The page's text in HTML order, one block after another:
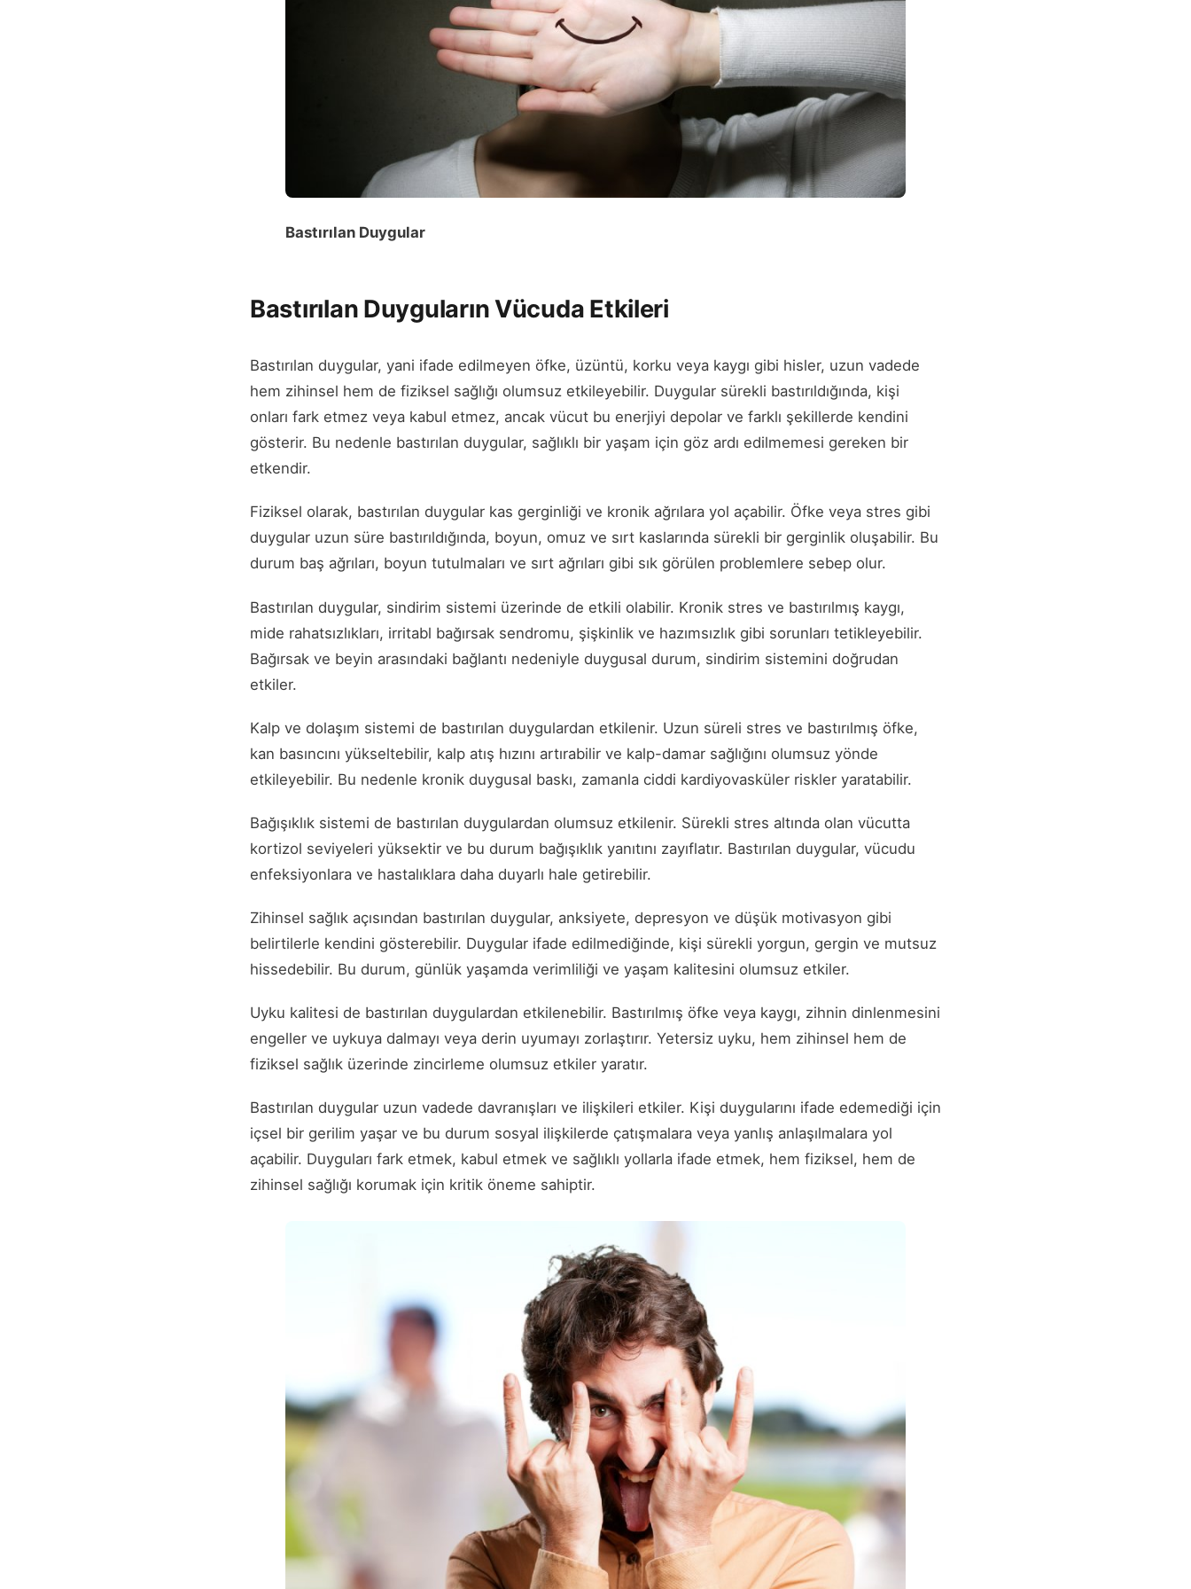
Bastırılan Duygular
Bastırılan Duyguların Vücuda Etkileri
Bastırılan duygular, yani ifade edilmeyen öfke, üzüntü, korku veya kaygı gibi hisler, uzun vadede
hem zihinsel hem de fiziksel sağlığı olumsuz etkileyebilir. Duygular sürekli bastırıldığında, kişi
onları fark etmez veya kabul etmez, ancak vücut bu enerjiyi depolar ve farklı şekillerde kendini
gösterir. Bu nedenle bastırılan duygular, sağlıklı bir yaşam için göz ardı edilmemesi gereken bir
etkendir.
Fiziksel olarak, bastırılan duygular kas gerginliği ve kronik ağrılara yol açabilir. Öfke veya stres gibi
duygular uzun süre bastırıldığında, boyun, omuz ve sırt kaslarında sürekli bir gerginlik oluşabilir. Bu
durum baş ağrıları, boyun tutulmaları ve sırt ağrıları gibi sık görülen problemlere sebep olur.
Bastırılan duygular, sindirim sistemi üzerinde de etkili olabilir. Kronik stres ve bastırılmış kaygı,
mide rahatsızlıkları, irritabl bağırsak sendromu, şişkinlik ve hazımsızlık gibi sorunları tetikleyebilir.
Bağırsak ve beyin arasındaki bağlantı nedeniyle duygusal durum, sindirim sistemini doğrudan
etkiler.
Kalp ve dolaşım sistemi de bastırılan duygulardan etkilenir. Uzun süreli stres ve bastırılmış öfke,
kan basıncını yükseltebilir, kalp atış hızını artırabilir ve kalp-damar sağlığını olumsuz yönde
etkileyebilir. Bu nedenle kronik duygusal baskı, zamanla ciddi kardiyovasküler riskler yaratabilir.
Bağışıklık sistemi de bastırılan duygulardan olumsuz etkilenir. Sürekli stres altında olan vücutta
kortizol seviyeleri yüksektir ve bu durum bağışıklık yanıtını zayıflatır. Bastırılan duygular, vücudu
enfeksiyonlara ve hastalıklara daha duyarlı hale getirebilir.
Zihinsel sağlık açısından bastırılan duygular, anksiyete, depresyon ve düşük motivasyon gibi
belirtilerle kendini gösterebilir. Duygular ifade edilmediğinde, kişi sürekli yorgun, gergin ve mutsuz
hissedebilir. Bu durum, günlük yaşamda verimliliği ve yaşam kalitesini olumsuz etkiler.
Uyku kalitesi de bastırılan duygulardan etkilenebilir. Bastırılmış öfke veya kaygı, zihnin dinlenmesini
engeller ve uykuya dalmayı veya derin uyumayı zorlaştırır. Yetersiz uyku, hem zihinsel hem de
fiziksel sağlık üzerinde zincirleme olumsuz etkiler yaratır.
Bastırılan duygular uzun vadede davranışları ve ilişkileri etkiler. Kişi duygularını ifade edemediği için
içsel bir gerilim yaşar ve bu durum sosyal ilişkilerde çatışmalara veya yanlış anlaşılmalara yol
açabilir. Duyguları fark etmek, kabul etmek ve sağlıklı yollarla ifade etmek, hem fiziksel, hem de
zihinsel sağlığı korumak için kritik öneme sahiptir.